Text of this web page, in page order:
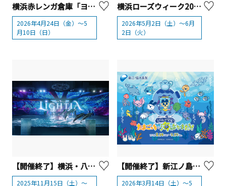
横浜赤レンガ倉庫「ヨコハマフリューリングスフェスト2026」
2026年4月24日（金）～5
月10日（日）
横浜ローズウィーク2026【横浜市】
2026年5月2日（土）～6月
2日（火）
【開催終了】横浜・八景島シーパラダイス「LIGHTIA～七色のキセキ～」
2025年11月15日（土）～
【開催終了】新江ノ島水族館 特別イベント『えのすいで発見!! たまごっちと海のなかまたち!』【藤沢市】
2026年3月14日（土）～5